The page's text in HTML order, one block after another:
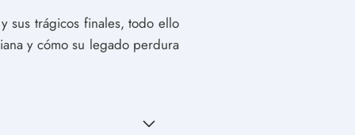
sus trágicos finales, todo ello
y cómo su legado perdura